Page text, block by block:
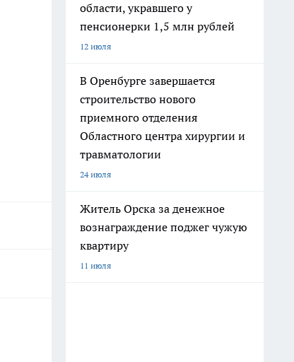
области, укравшего у
пенсионерки 1,5 млн рублей
12 июля
В Оренбурге завершается
строительство нового
приемного отделения
Областного центра хирургии и
травматологии
24 июля
Житель Орска за денежное
вознаграждение поджег чужую
квартиру
11 июля